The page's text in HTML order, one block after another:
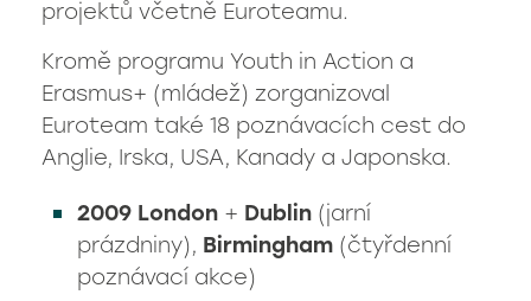
projektů včetně Euroteamu.
Kromě programu Youth in Action a
Erasmus+ (mládež) zorganizoval
Euroteam také 18 poznávacích cest do
Anglie, Irska, USA, Kanady a Japonska.
2009 London + Dublin (jarní
prázdniny), Birmingham (čtyřdenní
poznávací akce)